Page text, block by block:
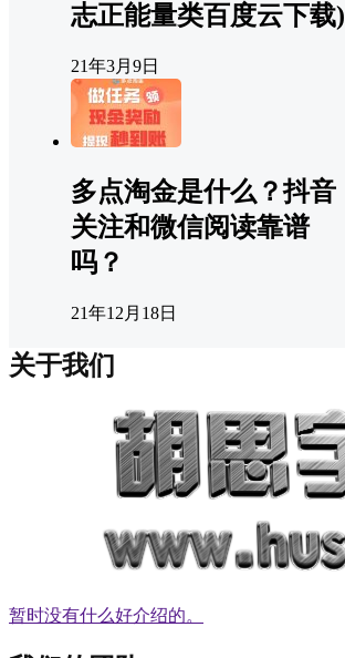
志正能量类百度云下载)
21年3月9日
多点淘金是什么？抖音
关注和微信阅读靠谱
吗？
21年12月18日
关于我们
暂时没有什么好介绍的。